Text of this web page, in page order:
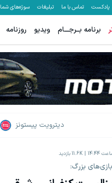
پادکست تماس با ما تبلیغات سوژه‌های شما
برنامه بــرجـــام ویدیو روزنامه
دیترویت پیستونز
11.6K بازدید
بزرگ: